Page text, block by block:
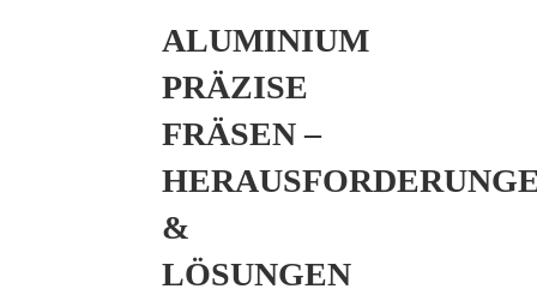
ALUMINIUM
PRÄZISE
FRÄSEN –
&
LÖSUNGEN